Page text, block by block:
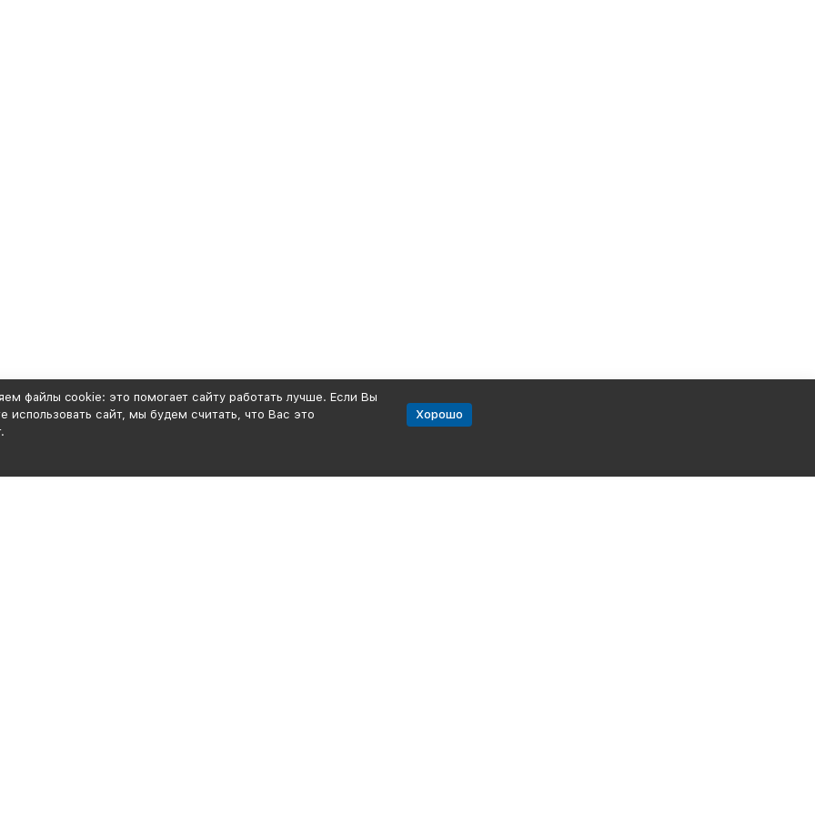
файлы cookie: это помогает сайту работать лучше. Если Вы
использовать сайт, мы будем считать, что Вас это
Хорошо